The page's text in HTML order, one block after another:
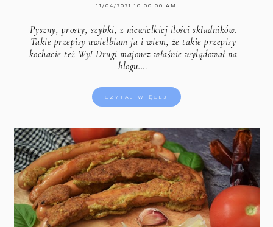
11/04/2021 10:00:00 AM
Pyszny, prosty, szybki, z niewielkiej ilości składników.
Takie przepisy uwielbiam ja i wiem, że takie przepisy
kochacie też Wy! Drugi majonez właśnie wylądował na
blogu.…
CZYTAJ WIĘCEJ